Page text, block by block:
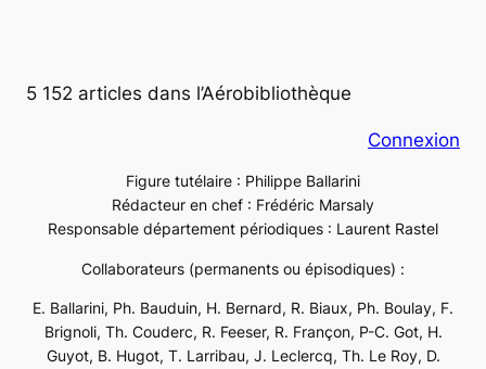
5 152 articles dans l’Aérobibliothèque
Connexion
Figure tutélaire : Philippe Ballarini
Rédacteur en chef : Frédéric Marsaly
Responsable département périodiques : Laurent Rastel
Collaborateurs (permanents ou épisodiques) :
E. Ballarini, Ph. Bauduin, H. Bernard, R. Biaux, Ph. Boulay, F.
Brignoli, Th. Couderc, R. Feeser, R. Françon, P-C. Got, H.
Guyot, B. Hugot, T. Larribau, J. Leclercq, Th. Le Roy, D.